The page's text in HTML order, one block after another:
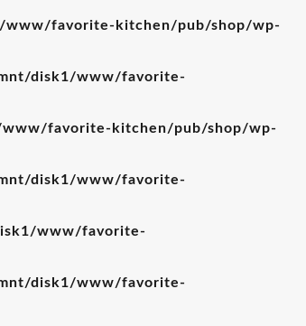
www/favorite-kitchen/pub/shop/wp-
disk1/www/favorite-
favorite-kitchen/pub/shop/wp-
disk1/www/favorite-
www/favorite-
disk1/www/favorite-